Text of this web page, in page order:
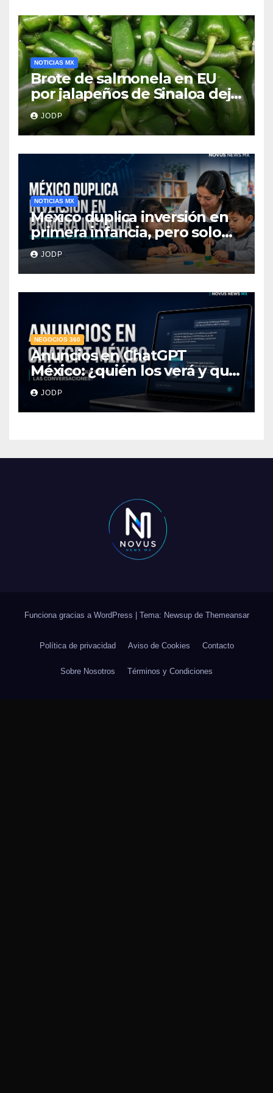
NOTICIAS MX
Brote de salmonela en EU
por jalapeños de Sinaloa deja
345 enfermos y 36
hospitalizados
JODP
NOTICIAS MX
México duplica inversión en
primera infancia, pero solo
destina 2.53% del gasto
público
JODP
NEGOCIOS 360
Anuncios en ChatGPT
México: ¿quién los verá y qué
pasará con las
conversaciones?
JODP
Funciona gracias a WordPress | Tema: Newsup de Themeansar
Política de privacidad Aviso de Cookies Contacto
Sobre Nosotros Términos y Condiciones